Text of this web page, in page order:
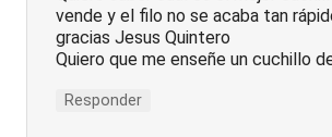
vende y el filo no se acaba tan
gracias Jesus Quintero
Quiero que me enseñe un cuchillo
Responder